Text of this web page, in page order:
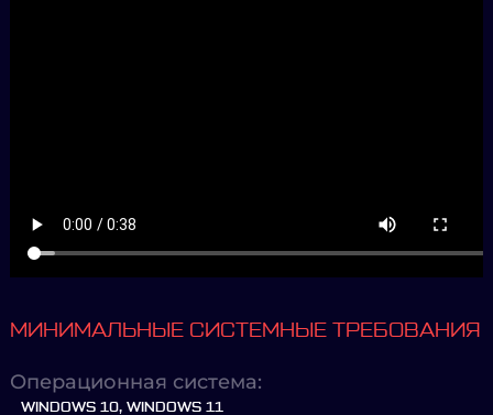
МИНИМАЛЬНЫЕ СИСТЕМНЫЕ ТРЕБОВАНИЯ
Операционная система:
WINDOWS 10, WINDOWS 11